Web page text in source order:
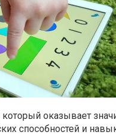
оказывает
способностей и